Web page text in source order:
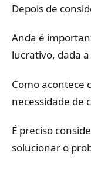
Depois de
Anda é
lucrativo, dada
Como acontece
necessidade de
É preciso
solucionar o